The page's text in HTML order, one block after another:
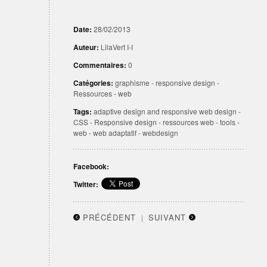
Date: 28/02/2013
Auteur: LilaVert I-I
Commentaires: 0
Catégories: graphisme -responsive design -
Ressources-web
Tags: adaptive design and responsive web design -
CSS- Responsive design -ressources web-tools-
web-web adaptatif-webdesign
Facebook:
Twitter:
PRÉCÉDENT | SUIVANT